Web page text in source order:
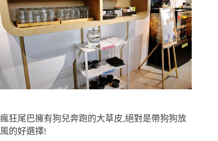
瘋狂尾巴擁有狗兒奔跑的大草皮,絕對是帶狗狗放
風的好選擇!